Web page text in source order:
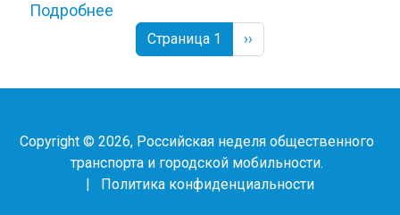
Подробнее
Нумерация страниц
Страница 1 Следующая страница
››
Copyright © 2026, Российская неделя общественного
транспорта и городской мобильности.
|
Политика конфиденциальности